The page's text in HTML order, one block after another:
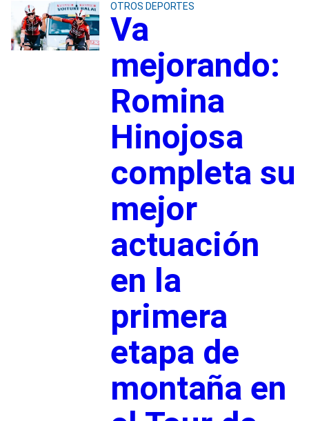
OTROS DEPORTES
Va
mejorando:
Romina
Hinojosa
completa su
mejor
actuación
en la
primera
etapa de
montaña en